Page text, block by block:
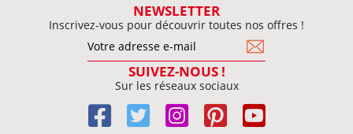
NEWSLETTER
Inscrivez-vous pour découvrir toutes nos offres !
SUIVEZ-NOUS !
Sur les réseaux sociaux